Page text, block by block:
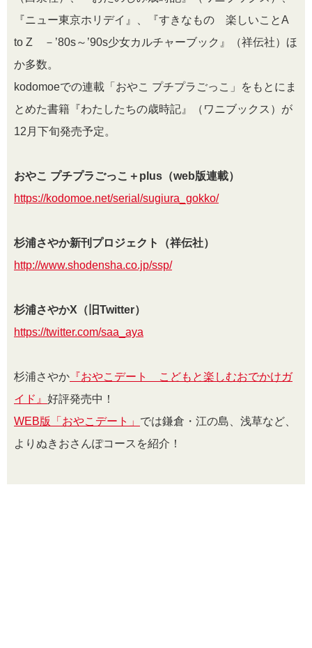
『ニュー東京ホリデイ』、『すきなもの 楽しいことA
to Z －’80s～’90s少女カルチャーブック』（祥伝社）ほ
か多数。
kodomoeでの連載「おやこ プチプラごっこ」をもとにま
とめた書籍『わたしたちの歳時記』（ワニブックス）が
12月下旬発売予定。
おやこ プチプラごっこ＋plus（web版連載）
https://kodomoe.net/serial/sugiura_gokko/
杉浦さやか新刊プロジェクト（祥伝社）
http://www.shodensha.co.jp/ssp/
杉浦さやかX（旧Twitter）
https://twitter.com/saa_aya
杉浦さやか 『おやこデート こどもと楽しむおでかけガ
イド』 好評発売中！
WEB版「おやこデート」 では鎌倉・江の島、浅草など、
よりぬきおさんぽコースを紹介！